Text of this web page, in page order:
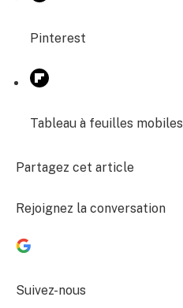
Pinterest
Tableau à feuilles mobiles
Partagez cet article
Rejoignez la conversation
Suivez-nous